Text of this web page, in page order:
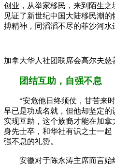
创业，从举家移民，来到陌生之
见证了新世纪中国大陆移民潮
搏精神，同滔滔不尽的菲沙河水
加拿大华人社团联席会高尔夫慈
团结互助，自强不息
“安危他日终须仗，甘苦来时
早已是功成名就，但他却坚定
实现互助，这个族裔才能在加
身先士卒，和华社有识之士一
强不息的礼赞。
安徽对于陈永涛主席而言始